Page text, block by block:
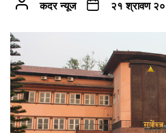
कदर न्यूज २१ श्रावण